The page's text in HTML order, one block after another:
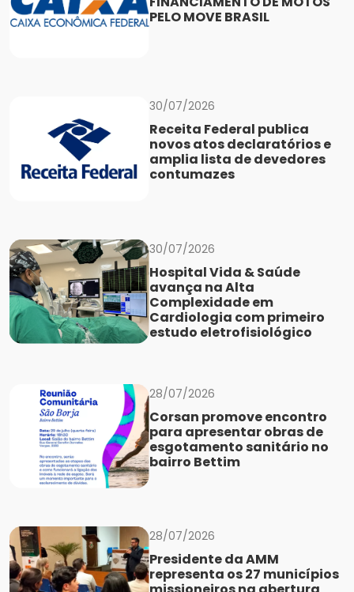
PELO MOVE BRASIL
30/07/2026
Receita Federal publica
novos atos declaratórios e
amplia lista de devedores
contumazes
30/07/2026
Hospital Vida & Saúde
avança na Alta
Complexidade em
Cardiologia com primeiro
estudo eletrofisiológico
28/07/2026
Corsan promove encontro
para apresentar obras de
esgotamento sanitário no
bairro Bettim
28/07/2026
Presidente da AMM
representa os 27 municípios